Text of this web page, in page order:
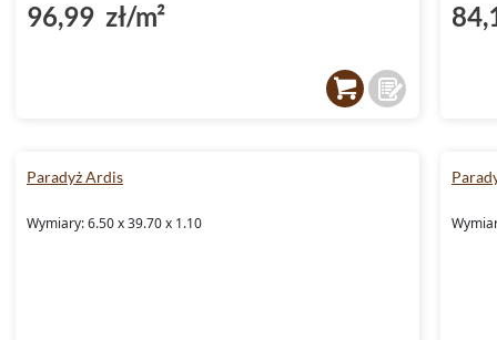
96,99 zł/m²
Paradyż Ardis
Wymiary: 6.50 x 39.70 x 1.10